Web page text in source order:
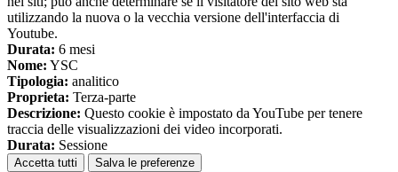
utilizzando la nuova o la vecchia versione dell'interfaccia di
Youtube.
Durata: 6 mesi
Nome: YSC
Tipologia: analitico
Proprieta: Terza-parte
Descrizione: Questo cookie è impostato da YouTube per tenere
traccia delle visualizzazioni dei video incorporati.
Durata: Sessione
Accetta tutti Salva le preferenze